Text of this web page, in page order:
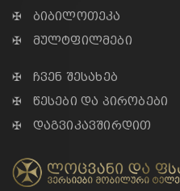
✠ ბიბილოთეკა
✠ მულტფილმები
✠ ჩვენ შესახებ
✠ წესები და პირობები
✠ დაგვიკავშირდით